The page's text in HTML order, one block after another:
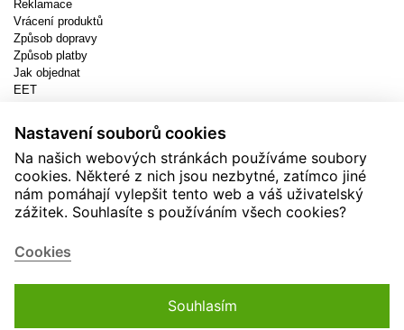
Reklamace
Vrácení produktů
Způsob dopravy
Způsob platby
Jak objednat
EET
Užitečné informace
Novinky
Akční produkty
Kontakty
Zásady používání cookies
Nastavení souborů cookies
Na našich webových stránkách používáme soubory
cookies. Některé z nich jsou nezbytné, zatímco jiné
nám pomáhají vylepšit tento web a váš uživatelský
zážitek. Souhlasíte s používáním všech cookies?
Cookies
Souhlasím